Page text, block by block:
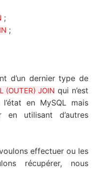
;
;
d’un dernier type de
(OUTER) JOIN qui n’est
en MySQL mais
en utilisant d’autres
effectuer ou les
récupérer, nous